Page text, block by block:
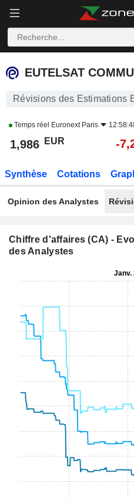
EUTELSAT
Révisions des Estimations
Temps réel Euronext Paris
1,986 EUR -
Synthèse Cotations
Opinion des Analystes
Chiffre d'affaires (CA) -
des Analystes